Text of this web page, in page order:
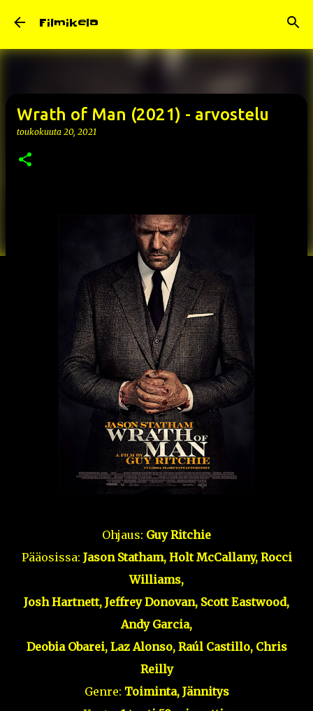
Filmikela
Wrath of Man (2021) - arvostelu
toukokuuta 20, 2021
Ohjaus: Guy Ritchie
Pääosissa: Jason Statham, Holt McCallany, Rocci
Williams,
Josh Hartnett, Jeffrey Donovan, Scott Eastwood,
Andy Garcia,
Deobia Obarei, Laz Alonso, Raúl Castillo, Chris
Reilly
Genre: Toiminta, Jännitys